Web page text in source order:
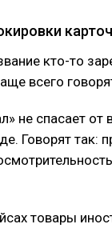
кто-то
всего
не спасает
Говорят так:
товары